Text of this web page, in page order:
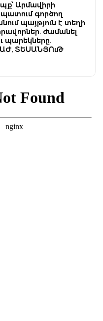
Արմավիրի
գործող
պայթյուն է տեղի
ժամանել
պարեկները.
ՏԵՍԱՆՅՈւԹ